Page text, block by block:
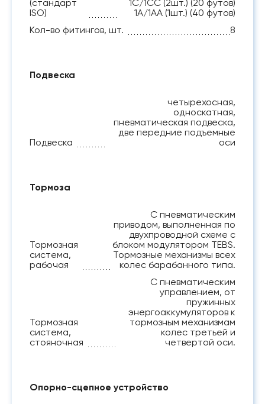
(стандарт
ISO)
1C/1CC (2шт.) (20 футов)
1A/1AA (1шт.) (40 футов)
Кол-во фитингов, шт.
8
Подвеска
Подвеска
четырехосная,
односкатная,
пневматическая подвеска,
две передние подъемные
оси
Тормоза
Тормозная
система,
рабочая
С пневматическим
приводом, выполненная по
двухпроводной схеме с
блоком модулятором TEBS.
Тормозные механизмы всех
колес барабанного типа.
Тормозная
система,
стояночная
С пневматическим
управлением, от
пружинных
энергоаккумуляторов к
тормозным механизмам
колес третьей и
четвертой оси.
Опорно-сцепное устройство